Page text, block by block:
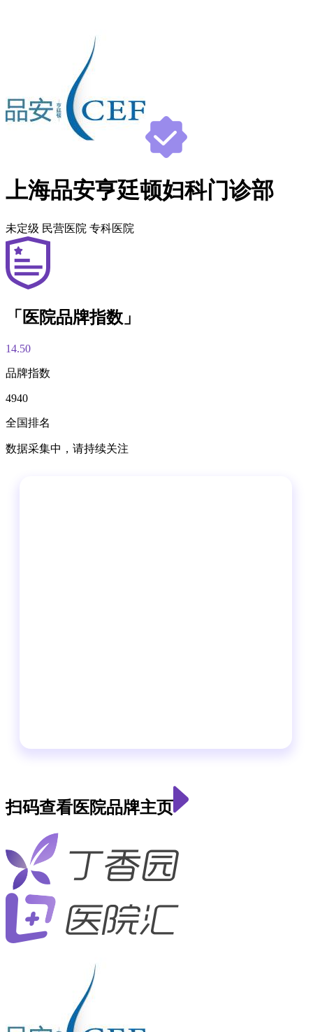
上海品安亨廷顿妇科门诊部
未定级 民营医院 专科医院
「医院品牌指数」
14.50
品牌指数
4940
全国排名
数据采集中，请持续关注
扫码查看医院品牌主页